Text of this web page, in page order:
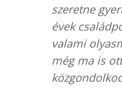
szeretne
évek
valami
még ma is